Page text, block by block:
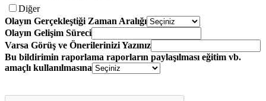
Diğer
Olayın Gerçekleştiği Zaman Aralığı
Olayın Gelişim Süreci
Varsa Görüş ve Önerilerinizi Yazınız
Bu bildirimin raporlama raporların paylaşılması eğitim vb.
amaçlı kullanılmasına